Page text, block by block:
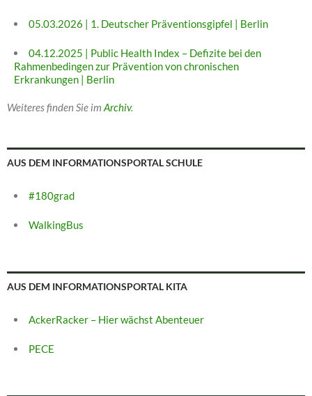
05.03.2026 | 1. Deutscher Präventionsgipfel | Berlin
04.12.2025 | Public Health Index – Defizite bei den
Rahmenbedingen zur Prävention von chronischen
Erkrankungen | Berlin
Weiteres finden Sie im Archiv.
AUS DEM INFORMATIONSPORTAL SCHULE
#180grad
WalkingBus
AUS DEM INFORMATIONSPORTAL KITA
AckerRacker – Hier wächst Abenteuer
PECE